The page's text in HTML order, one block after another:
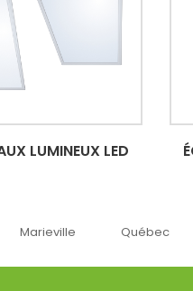
LUMINEUX LED
Québec Richelieu